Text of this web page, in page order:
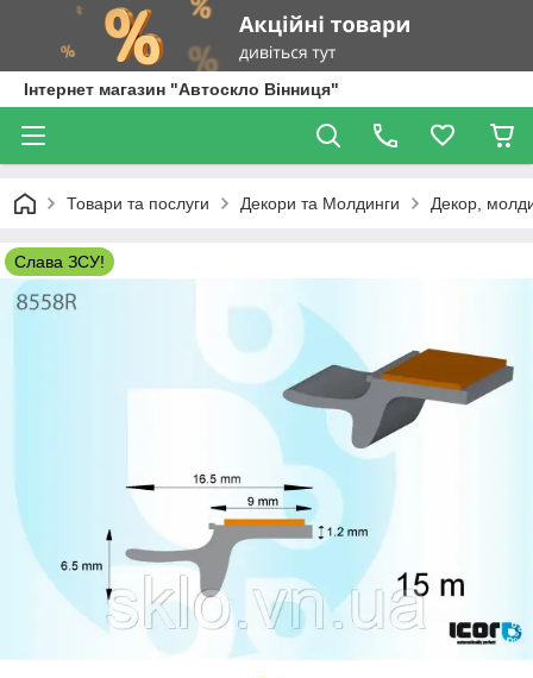
Інтернет магазин "Автоскло Вінниця"
Товари та послуги Декори та Молдинги Декор,
Слава ЗСУ!